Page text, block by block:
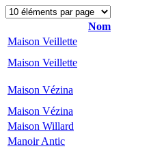
Nom
Maison Veillette
Maison Veillette
Maison Vézina
Maison Vézina
Maison Willard
Manoir Antic